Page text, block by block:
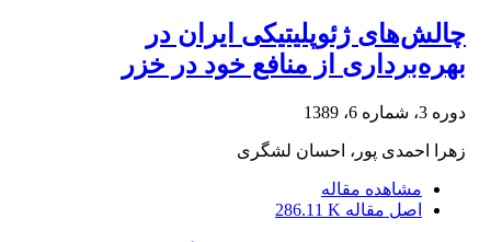
چالش‌های ژئوپلیتیکی ایران در
بهره‌برداری از منافع خود در خزر
دوره 3، شماره 6، 1389
زهرا احمدی پور، احسان لشگری
مشاهده مقاله
اصل مقاله 286.11 K